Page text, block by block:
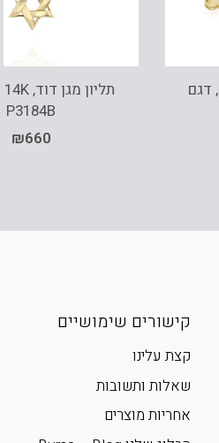
צמיד מגן דוד, זהב 14K, דגם
P3184B
₪660
קישורים שימושיים
קצת עלינו
שאלות ותשובות
אחריות מוצרים